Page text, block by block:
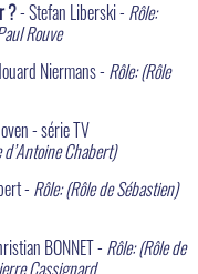
?- Stefan Liberski - Rôle:
Rouve
Niermans - Rôle: (Rôle
- série TV
d’Antoine Chabert)
- Rôle: (Rôle de Sébastien)
BONNET - Rôle: (Rôle de